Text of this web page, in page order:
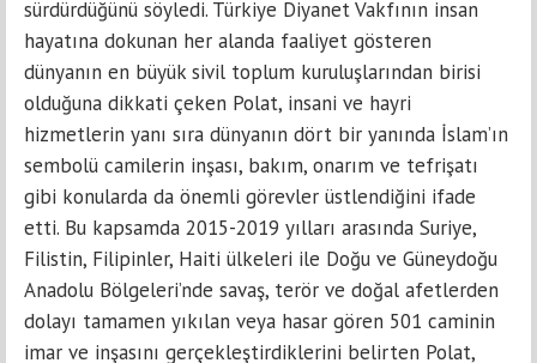
sürdürdüğünü söyledi. Türkiye Diyanet Vakfının insan
hayatına dokunan her alanda faaliyet gösteren
dünyanın en büyük sivil toplum kuruluşlarından birisi
olduğuna dikkati çeken Polat, insani ve hayri
hizmetlerin yanı sıra dünyanın dört bir yanında İslam’ın
sembolü camilerin inşası, bakım, onarım ve tefrişatı
gibi konularda da önemli görevler üstlendiğini ifade
etti. Bu kapsamda 2015-2019 yılları arasında Suriye,
Filistin, Filipinler, Haiti ülkeleri ile Doğu ve Güneydoğu
Anadolu Bölgeleri’nde savaş, terör ve doğal afetlerden
dolayı tamamen yıkılan veya hasar gören 501 caminin
imar ve inşasını gerçekleştirdiklerini belirten Polat,